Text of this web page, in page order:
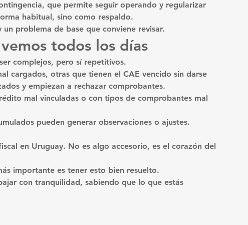
que permite seguir operando y regularizar
habitual, sino como respaldo.
problema de base que conviene revisar.
todos los días
complejos, pero sí repetitivos.
cargados, otras que tienen el CAE vencido sin darse
y empiezan a rechazar comprobantes.
mal vinculadas o con tipos de comprobantes mal
pueden generar observaciones o ajustes.
en Uruguay. No es algo accesorio, es el corazón del
importante es tener esto bien resuelto.
con tranquilidad, sabiendo que lo que estás